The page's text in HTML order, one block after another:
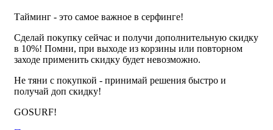
Тайминг - это самое важное в серфинге!
Сделай покупку сейчас и получи дополнительную скидку
в 10%! Помни, при выходе из корзины или повторном
заходе применить скидку будет невозможно.
Не тяни с покупкой - принимай решения быстро и
получай доп скидку!
GOSURF!